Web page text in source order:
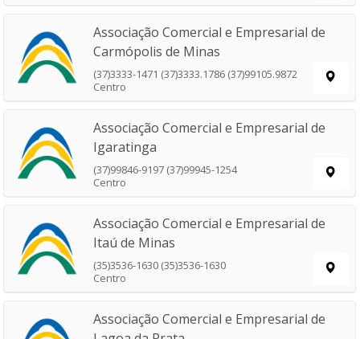
Associação Comercial e Empresarial de
Carmópolis de Minas
(37)3333-1471 (37)3333.1786 (37)99105.9872
Centro
Associação Comercial e Empresarial de
Igaratinga
(37)99846-9197 (37)99945-1254
Centro
Associação Comercial e Empresarial de
Itaú de Minas
(35)3536-1630 (35)3536-1630
Centro
Associação Comercial e Empresarial de